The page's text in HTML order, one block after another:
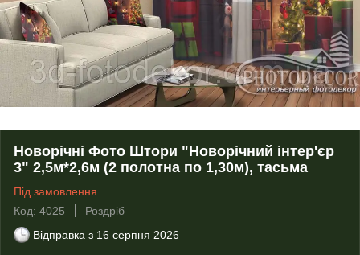
Новорічні Фото Штори "Новорічний інтер'єр
3" 2,5м*2,6м (2 полотна по 1,30м), тасьма
Під замовлення
Код: 4025
Роздріб
Відправка з 16 серпня 2026